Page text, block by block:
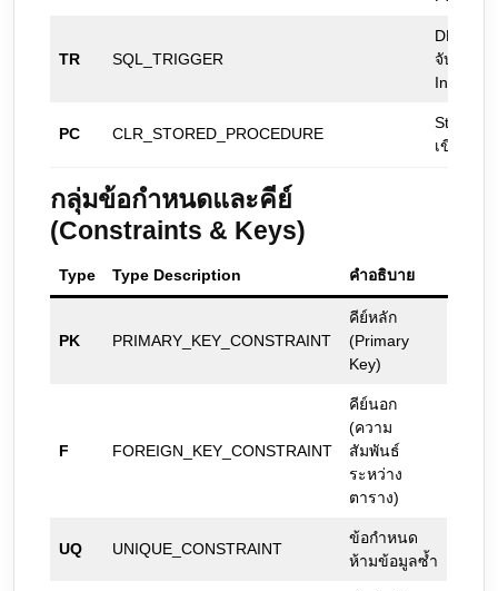
TR SQL_TRIGGER
DML
จับการ
Insert/
PC CLR_STORED_PROCEDURE
Stored
เขียนด้ว
กลุ่มข้อกำหนดและคีย์
(Constraints & Keys)
Type Type Description คำอธิบาย
PK PRIMARY_KEY_CONSTRAINT
คีย์หลัก
(Primary
Key)
F FOREIGN_KEY_CONSTRAINT
คีย์นอก
(ความ
สัมพันธ์
ระหว่าง
ตาราง)
UQ UNIQUE_CONSTRAINT
ข้อกำหนด
ห้ามข้อมูลซ้ำ